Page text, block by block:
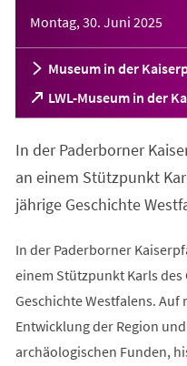
Montag, 30. Juni 2025
Museum in der
LWL-Museum in der
(Öffnet
in
neuen
Tab)
In der Paderborner
an einem Stützpunkt
jährige Geschichte
In der Paderborner
einem Stützpunkt Karls
Geschichte Westfalens.
Entwicklung der Region
archäologischen Funden,